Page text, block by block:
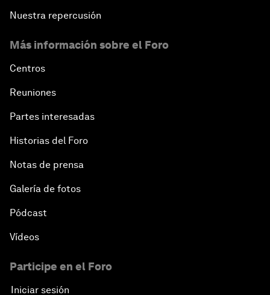
Nuestra repercusión
Más información sobre el Foro
Centros
Reuniones
Partes interesadas
Historias del Foro
Notas de prensa
Galería de fotos
Pódcast
Vídeos
Participe en el Foro
Iniciar sesión